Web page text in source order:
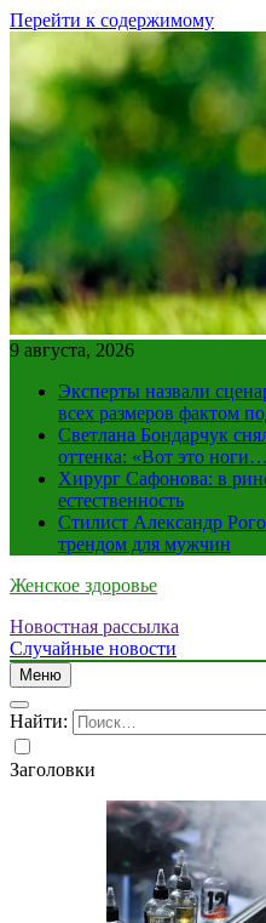
Перейти к содержимому
9 августа, 2026
Эксперты назвали
всех размеров фактом
Светлана Бондарчук
оттенка: «Вот это
Хирург Сафонова: в
естественность
Стилист Александр
трендом для мужчин
Женское здоровье
Новостная рассылка
Случайные новости
Меню
Найти:
Заголовки